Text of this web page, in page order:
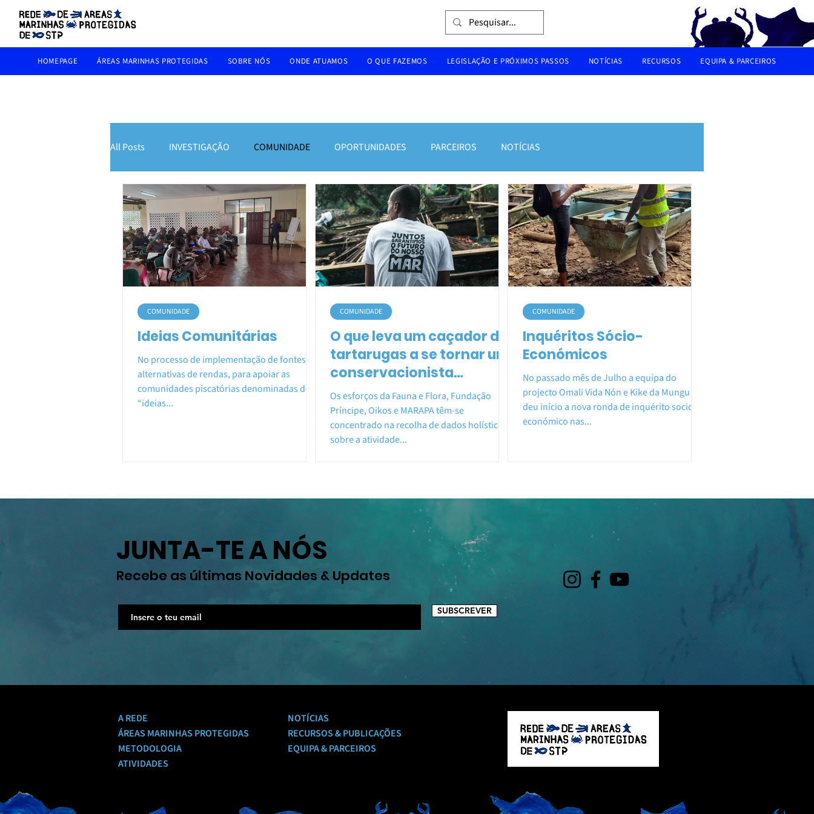
HOMEPAGE ÁREAS MARINHAS PROTEGIDAS SOBRE NÓS ONDE ATUAMOS O QUE FAZEMOS LEGISLAÇÃO E PRÓXIMOS PASSOS NOTÍCIAS RECURSOS EQUIPA & PARCEIROS
All Posts INVESTIGAÇÃO COMUNIDADE OPORTUNIDADES PARCEIROS NOTÍCIAS
Ideias Comunitárias
No processo de implementação de fontes
alternativas de rendas, para apoiar as
comunidades piscatórias denominadas de
“ideias...
COMUNIDADE
O que leva um caçador de
tartarugas a se tornar um
conservacionista
marinho?
Os esforços da Fauna e Flora, Fundação
Príncipe, Oikos e MARAPA têm-se
concentrado na recolha de dados holísticos
sobre a atividade...
COMUNIDADE
Inquéritos Sócio-
Económicos
No passado mês de Julho a equipa do
projecto Omali Vida Nón e Kike da Mungu
deu início a nova ronda de inquérito socio
económico nas...
COMUNIDADE
JUNTA-TE A NÓS
Recebe as últimas Novidades & Updates
SUBSCREVER
A REDE
ÁREAS MARINHAS PROTEGIDAS
METODOLOGIA
ATIVIDADES
NOTÍCIAS
RECURSOS & PUBLICAÇÕES
EQUIPA & PARCEIROS